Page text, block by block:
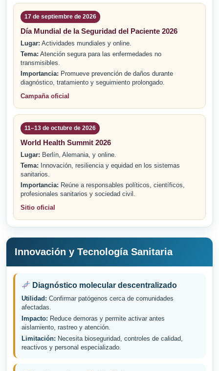
17 de septiembre de 2026
Día Mundial de la Seguridad del Paciente 2026
Lugar: Actividades mundiales y online.
Tema: Atención segura para las enfermedades no
transmisibles.
Importancia: Promueve prevención de daños durante
diagnóstico, tratamiento y seguimiento prolongado.
Campaña oficial
11–13 de octubre de 2026
World Health Summit 2026
Lugar: Berlín, Alemania, y online.
Tema: Innovación, resiliencia y equidad en los sistemas
sanitarios.
Importancia: Reúne a responsables políticos, científicos,
profesionales sanitarios y sociedad civil.
Sitio oficial
Innovación y Tecnología Sanitaria
Diagnóstico molecular descentralizado
Utilidad: Confirmar patógenos cerca de comunidades
afectadas.
Impacto: Reduce demoras y permite activar antes
aislamiento, rastreo y atención.
Limitación: Necesita bioseguridad, controles de calidad,
reactivos y personal especializado.